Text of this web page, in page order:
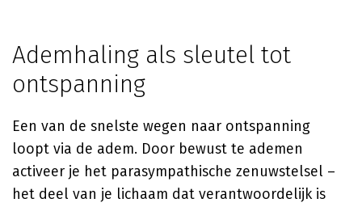
Ademhaling als sleutel tot
ontspanning
Een van de snelste wegen naar ontspanning
loopt via de adem. Door bewust te ademen
activeer je het parasympathische zenuwstelsel –
het deel van je lichaam dat verantwoordelijk is